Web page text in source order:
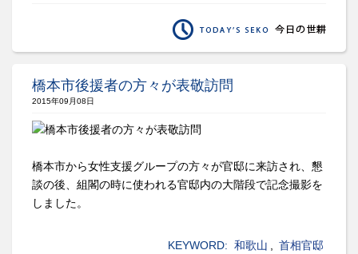
橋本市後援者の方々が表敬訪問
2015年09月08日
橋本市から女性支援グループの方々が官邸に来訪され、懇
談の後、組閣の時に使われる官邸内の大階段で記念撮影を
しました。
KEYWORD: 和歌山 首相官邸